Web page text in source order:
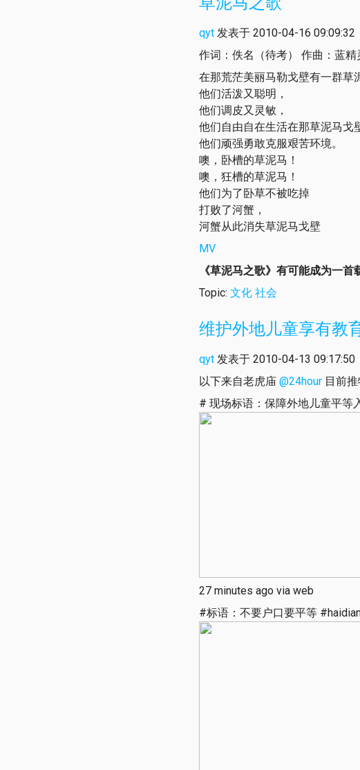
qyt 发表于 2010-04-16 09:09:32
作词：佚名（待考） 作曲：蓝精
在那荒茫美丽马勒戈壁有一群草
他们活泼又聪明，
他们调皮又灵敏，
他们自由自在生活在那草泥马戈
他们顽强勇敢克服艰苦环境。
噢，卧槽的草泥马！
噢，狂槽的草泥马！
他们为了卧草不被吃掉
打败了河蟹，
河蟹从此消失草泥马戈壁
MV
《草泥马之歌》有可能成为一
Topic: 文化 社会
维护外地儿童享有教
qyt 发表于 2010-04-13 09:17:50
以下来自老虎庙 @24hour 目前推
# 现场标语：保障外地儿童平等
27 minutes ago via web
#标语：不要户口要平等